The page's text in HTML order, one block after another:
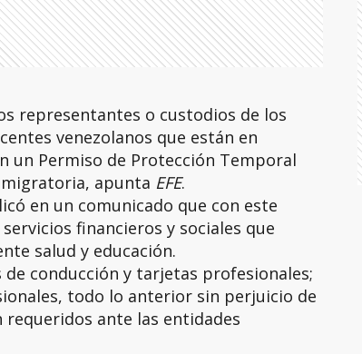
representantes o custodios de los
venezolanos que están en
un Permiso de Protección Temporal
apunta EFE.
en un comunicado que con este
financieros y sociales que
salud y educación.
conducción y tarjetas profesionales;
todo lo anterior sin perjuicio de
ante las entidades